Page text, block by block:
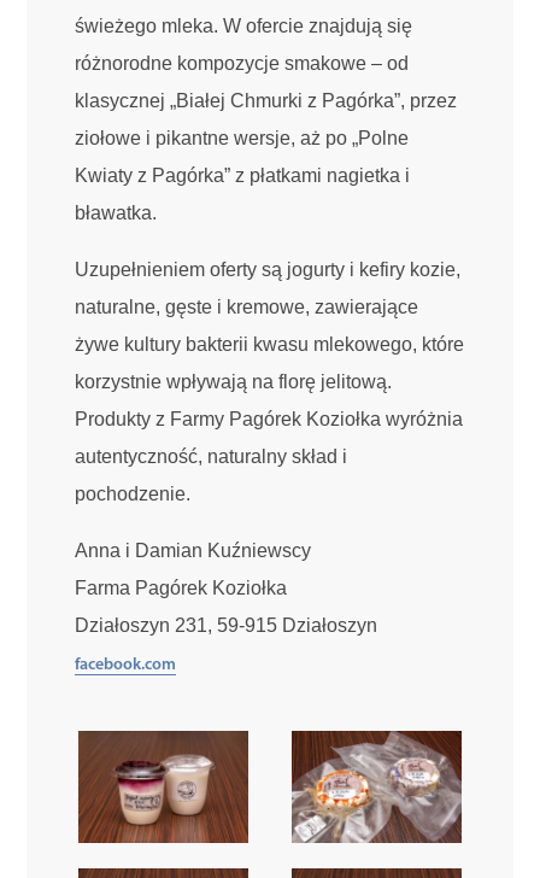
świeżego mleka. W ofercie znajdują się
różnorodne kompozycje smakowe – od
klasycznej „Białej Chmurki z Pagórka”, przez
ziołowe i pikantne wersje, aż po „Polne
Kwiaty z Pagórka” z płatkami nagietka i
bławatka.
Uzupełnieniem oferty są jogurty i kefiry kozie,
naturalne, gęste i kremowe, zawierające
żywe kultury bakterii kwasu mlekowego, które
korzystnie wpływają na florę jelitową.
Produkty z Farmy Pagórek Koziołka wyróżnia
autentyczność, naturalny skład i
pochodzenie.
Anna i Damian Kuźniewscy
Farma Pagórek Koziołka
Działoszyn 231, 59-915 Działoszyn
facebook.com